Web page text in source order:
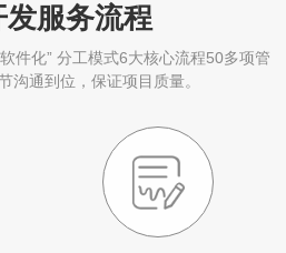
服务流程
件化” 分工模式6大核心流程50多项管
沟通到位，保证项目质量。